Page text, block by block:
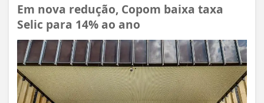
Em nova redução, Copom baixa taxa
Selic para 14% ao ano